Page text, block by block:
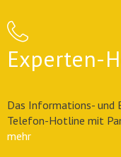
Experten-
Das Informations- und
Telefon-Hotline mit
mehr